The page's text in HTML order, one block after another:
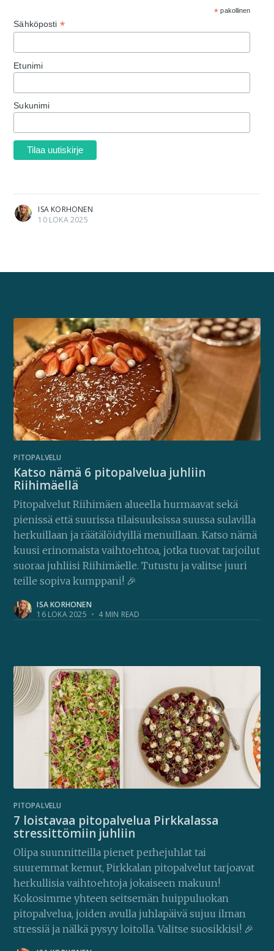
* pakollinen
Sähköposti *
Etunimi
Sukunimi
ISA KORHONEN
10 LOKA 2025
PITOPALVELU
Katso nämä 6 pitopalvelua juhliin
Riihimäellä
Pitopalvelut Riihimäen alueella hurmaavat sekä
pienissä että suurissa tilaisuuksissa suussa sulavilla
herkuillaan ja räätälöidyillä menuillaan. Katso nämä
kuusi erinomaista vaihtoehtoa, jotka tuovat tarjoilut
suoraa juhliisi Riihimäelle. Tutustu ja valitse juuri
teille sopiva kumppani! 🎉
ISA KORHONEN
16 LOKA 2025 • 4 MIN READ
PITOPALVELU
7 loistavaa pitopalvelua Pirkkalassa
stressittömiin juhliin
Olipa suunnitteilla pienet perhejuhlat tai
suuremmat kemut, Pirkkalan pitopalvelut tarjoavat
herkullisia vaihtoehtoja jokaiseen makuun!
Kokosimme yhteen seitsemän huippuluokan
pitopalvelua, joiden avulla juhlapäivä sujuu ilman
stressiä ja nälkä pysyy loitolla. Valitse suosikkisi! 🎉